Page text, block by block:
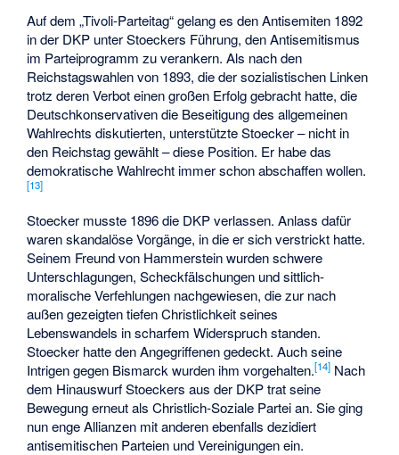
Auf dem „Tivoli-Parteitag“ gelang es den Antisemiten 1892
in der DKP unter Stoeckers Führung, den Antisemitismus
im Parteiprogramm zu verankern. Als nach den
Reichstagswahlen von 1893, die der sozialistischen Linken
trotz deren Verbot einen großen Erfolg gebracht hatte, die
Deutschkonservativen die Beseitigung des allgemeinen
Wahlrechts diskutierten, unterstützte Stoecker – nicht in
den Reichstag gewählt – diese Position. Er habe das
demokratische Wahlrecht immer schon abschaffen wollen.
[13]
Stoecker musste 1896 die DKP verlassen. Anlass dafür
waren skandalöse Vorgänge, in die er sich verstrickt hatte.
Seinem Freund von Hammerstein wurden schwere
Unterschlagungen, Scheckfälschungen und sittlich-
moralische Verfehlungen nachgewiesen, die zur nach
außen gezeigten tiefen Christlichkeit seines
Lebenswandels in scharfem Widerspruch standen.
Stoecker hatte den Angegriffenen gedeckt. Auch seine
Intrigen gegen Bismarck wurden ihm vorgehalten.[14] Nach
dem Hinauswurf Stoeckers aus der DKP trat seine
Bewegung erneut als Christlich-Soziale Partei an. Sie ging
nun enge Allianzen mit anderen ebenfalls dezidiert
antisemitischen Parteien und Vereinigungen ein.